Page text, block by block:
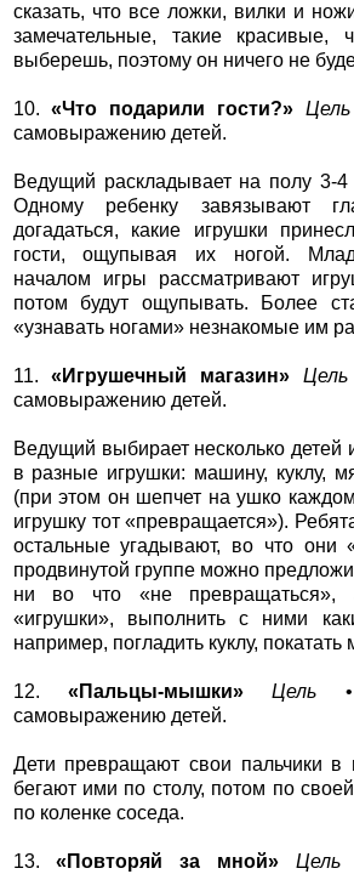
сказать, что все ложки, вилки и
замечательные, такие
выберешь, поэтому он ничего не
10.«Что подарили гости?» Цель
самовыражению детей.
Ведущий раскладывает на полу 3-
Одному ребенку завязывают
догадаться, какие игрушки
гости, ощупывая их ногой.
началом игры рассматривают
потом будут ощупывать. Более
«узнавать ногами» незнакомые им
11.«Игрушечный магазин» Цель
самовыражению детей.
Ведущий выбирает несколько детей
в разные игрушки: машину, куклу,
(при этом он шепчет на ушко
игрушку тот «превращается»).
остальные угадывают, во что они
продвинутой группе можно
ни во что «не превращаться»,
«игрушки», выполнить с ними
например, погладить куклу, покатать
12. «Пальцы-мышки» Цель •
самовыражению детей.
Дети превращают свои пальчики в
бегают ими по столу, потом по
по коленке соседа.
13.«Повторяй за мной» Цель